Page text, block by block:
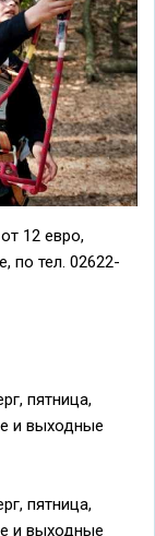
12 евро,
по тел. 02622-
пятница,
и выходные
пятница,
и выходные